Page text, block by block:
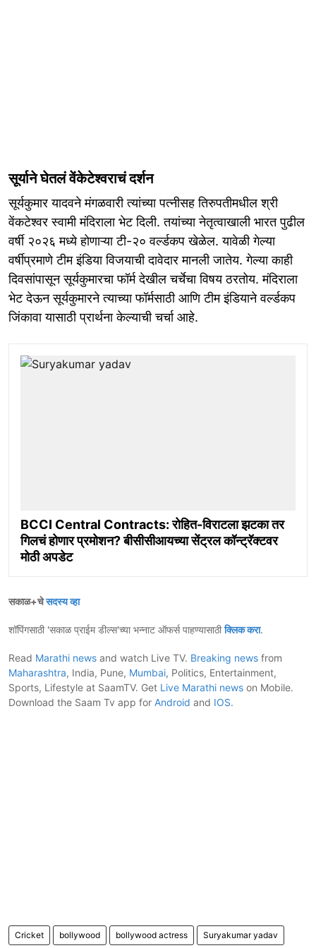
सूर्याने घेतलं वेंकेटेश्वराचं दर्शन
सूर्यकुमार यादवने मंगळवारी त्यांच्या पत्नीसह तिरुपतीमधील श्री
वेंकटेश्वर स्वामी मंदिराला भेट दिली. तयांच्या नेतृत्वाखाली भारत पुढील
वर्षी २०२६ मध्ये होणाऱ्या टी-२० वर्ल्डकप खेळेल. यावेळी गेल्या
वर्षीप्रमाणे टीम इंडिया विजयाची दावेदार मानली जातेय. गेल्या काही
दिवसांपासून सूर्यकुमारचा फॉर्म देखील चर्चेचा विषय ठरतोय. मंदिराला
भेट देऊन सूर्यकुमारने त्याच्या फॉर्मसाठी आणि टीम इंडियाने वर्ल्डकप
जिंकावा यासाठी प्रार्थना केल्याची चर्चा आहे.
BCCI Central Contracts: रोहित-विराटला झटका तर
गिलचं होणार प्रमोशन? बीसीसीआयच्या सेंट्रल कॉन्ट्रॅक्टवर
मोठी अपडेट
सकाळ+चेसदस्य व्हा
शॉपिंगसाठी 'सकाळ प्राईम डील्स'च्या भन्नाट ऑफर्स पाहण्यासाठीक्लिक करा.
Read Marathi news and watch Live TV. Breaking news from
Maharashtra, India, Pune, Mumbai, Politics, Entertainment,
Sports, Lifestyle at SaamTV. Get Live Marathi news on Mobile.
Download the Saam Tv app for Android and IOS.
Cricket bollywood bollywood actress Suryakumar yadav